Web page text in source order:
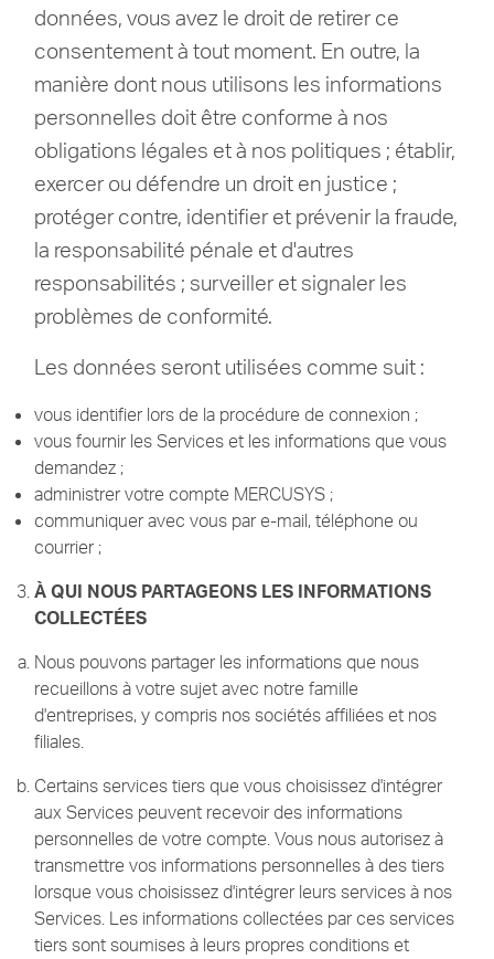
données, vous avez le droit de retirer ce
consentement à tout moment. En outre, la
manière dont nous utilisons les informations
personnelles doit être conforme à nos
obligations légales et à nos politiques ; établir,
exercer ou défendre un droit en justice ;
protéger contre, identifier et prévenir la fraude,
la responsabilité pénale et d'autres
responsabilités ; surveiller et signaler les
problèmes de conformité.
Les données seront utilisées comme suit :
vous identifier lors de la procédure de connexion ;
vous fournir les Services et les informations que vous
demandez ;
administrer votre compte MERCUSYS ;
communiquer avec vous par e-mail, téléphone ou
courrier ;
À QUI NOUS PARTAGEONS LES INFORMATIONS
COLLECTÉES
Nous pouvons partager les informations que nous
recueillons à votre sujet avec notre famille
d'entreprises, y compris nos sociétés affiliées et nos
filiales.
Certains services tiers que vous choisissez d'intégrer
aux Services peuvent recevoir des informations
personnelles de votre compte.Vous nous autorisez à
transmettre vos informations personnelles à des tiers
lorsque vous choisissez d'intégrer leurs services à nos
Services. Les informations collectées par ces services
tiers sont soumises à leurs propres conditions et